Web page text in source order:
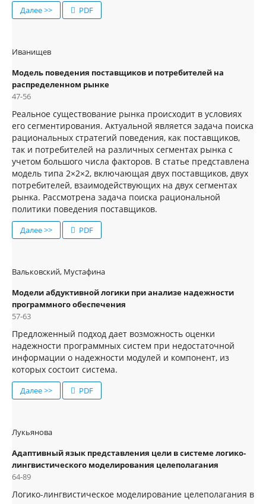
Далее >> PDF
Иванищев
Модель поведения поставщиков и потребителей на
распределенном рынке
47-56
Реальное существование рынка происходит в условиях
его сегментирования. Актуальной является задача поиска
рациональных стратегий поведения, как поставщиков,
так и потребителей на различных сегментах рынка с
учетом большого числа факторов. В статье представлена
модель типа 2×2×2, включающая двух поставщиков, двух
потребителей, взаимодействующих на двух сегментах
рынка. Рассмотрена задача поиска рациональной
политики поведения поставщиков.
Далее >> PDF
Вальковский, Мустафина
Модели абдуктивной логики при анализе надежности
программного обеспечения
57-63
Предложенный подход дает возможность оценки
надежности программных систем при недостаточной
информации о надежности модулей и компонент, из
которых состоит система.
Далее >> PDF
Лукьянова
Адаптивный язык представления цели в системе логико-
лингвистического моделирования целеполагания
64-89
Логико-лингвистическое моделирование целеполагания в